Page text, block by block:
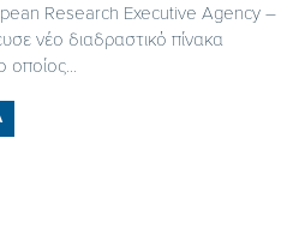
Research Executive Agency –
νέο διαδραστικό πίνακα
οποίος...